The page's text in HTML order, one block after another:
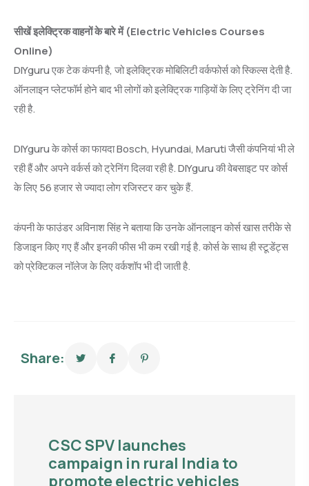
सीखें इलेक्ट्रिक वाहनों के बारे में (Electric Vehicles Courses
Online)
DIYguru एक टेक कंपनी है, जो इलेक्ट्रिक मोबिलिटी वर्कफोर्स को स्किल्स देती है.
ऑनलाइन प्लेटफॉर्म होने बाद भी लोगों को इलेक्ट्रिक गाड़ियों के लिए ट्रेनिंग दी जा
रही है.
DIYguru के कोर्स का फायदा Bosch, Hyundai, Maruti जैसी कंपनियां भी ले
रही हैं और अपने वर्कर्स को ट्रेनिंग दिलवा रही है. DIYguru की वेबसाइट पर कोर्स
के लिए 56 हजार से ज्यादा लोग रजिस्टर कर चुके हैं.
कंपनी के फाउंडर अविनाश सिंह ने बताया कि उनके ऑनलाइन कोर्स खास तरीके से
डिजाइन किए गए हैं और इनकी फीस भी कम रखी गई है. कोर्स के साथ ही स्टूडेंट्स
को प्रेक्टिकल नॉलेज के लिए वर्कशॉप भी दी जाती है.
Share:
CSC SPV launches
campaign in rural India to
promote electric vehicles